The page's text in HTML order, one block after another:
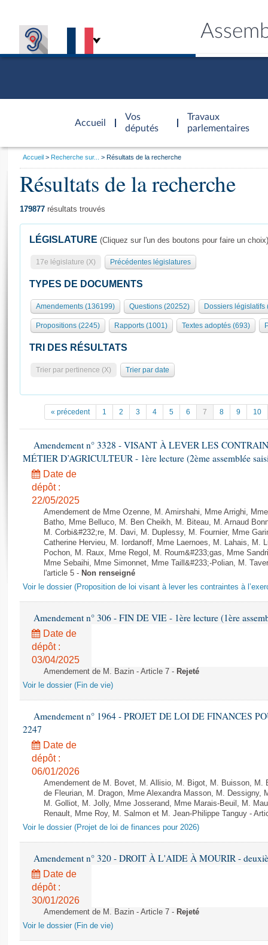
Accueil
d'accueil
Vos
députés
Travaux
parlementaires
Présidence
577 députés
Groupes politiques
Séance publique
Commissions et autres organes
Europe et International
Pétitions
Projets de loi
Propositions de loi
Amendements
Textes adoptés
Rapports d'information
Rapports d'enquête
Rapports législatifs
Rapports sur l'application des lois
Baromètre de l’application des lois
Dossiers législatifs
Budget et sécurité sociale
Questions écrites et orales
Comptes rendus des débats
Général
Rôle et pouvoirs de l'Assemblée
Organisation de l'Assemblée
Présidence Conférence des Présidents Bureau Collège des
Statistiques et chiffres clés
Documents de référence
( Constitution | Règlement de l'Assemblée ... )
Juniors
Anciennes législatures
Liens vers les sites publics
Visiter l'Assemblée
Visite virtuelle du palais Bourbon
Assister à une séance
La Bibliothèque
Contacts et plan d'accès
Photos libres de droit
Vous
Accueil Recherche sur... Résultats de la recherche
Résultats de la recherche
179877 résultats trouvés
LÉGISLATURE (Cliquez sur l'un des boutons pour faire un choix)
17e législature (X) Précédentes législatures
TYPES DE DOCUMENTS
Amendements (136199) Questions (20252) Dossiers législatifs
Propositions (2245) Rapports (1001) Textes adoptés (693)
TRI DES RÉSULTATS
Trier par pertinence (X) Trier par date
« précedent 1 2 3 4 5 6 7 8 9 10
Amendement n° 3328 - VISANT À LEVER LES
MÉTIER D’AGRICULTEUR - 1ère lecture (2ème assemblée
Date de
dépôt :
22/05/2025
Amendement de Mme Ozenne, M. Amirshahi, Mme Arrighi,
Batho, Mme Belluco, M. Ben Cheikh, M. Biteau, M. Arnaud
M. Corbi&#232;re, M. Davi, M. Duplessy, M. Fournier, Mme
Catherine Hervieu, M. Iordanoff, Mme Laernoes, M. Lahais, M.
Pochon, M. Raux, Mme Regol, M. Roum&#233;gas, Mme
Mme Sebaihi, Mme Simonnet, Mme Taill&#233;-Polian, M.
l'article 5 - Non renseigné
Voir le dossier (Proposition de loi visant à lever les contraintes à
Amendement n° 306 - FIN DE VIE - 1ère lecture (1ère
Date de
dépôt :
03/04/2025
Amendement de M. Bazin - Article 7 - Rejeté
Voir le dossier (Fin de vie)
Amendement n° 1964 - PROJET DE LOI DE FINANCES
2247
Date de
dépôt :
06/01/2026
Amendement de M. Bovet, M. Allisio, M. Bigot, M. Buisson, M.
de Fleurian, M. Dragon, Mme Alexandra Masson, M. Dessigny,
M. Golliot, M. Jolly, Mme Josserand, Mme Marais-Beuil, M.
Renault, Mme Roy, M. Salmon et M. Jean-Philippe Tanguy -
Voir le dossier (Projet de loi de finances pour 2026)
Amendement n° 320 - DROIT À L'AIDE À MOURIR -
Date de
dépôt :
30/01/2026
Amendement de M. Bazin - Article 7 - Rejeté
Voir le dossier (Fin de vie)